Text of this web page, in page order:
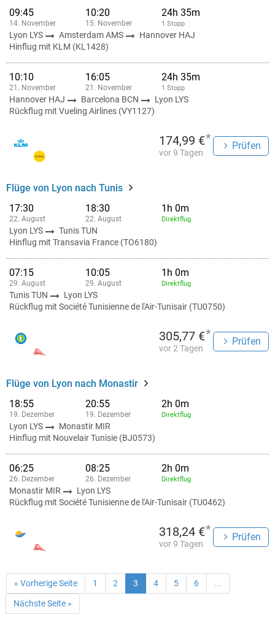
09:45
14. November
10:20
15. November
24h 35m
1 Stopp
Lyon LYS Amsterdam AMS
Hannover HAJ
Hinflug mit KLM (KL1428)
10:10
21. November
16:05
21. November
24h 35m
1 Stopp
Hannover HAJ Barcelona BCN
Lyon LYS
Rückflug mit Vueling Airlines (VY1127)
174,99 €*
vor 9 Tagen
Prüfen
Flüge von Lyon nach Tunis
17:30
22. August
18:30
22. August
1h 0m
Direktflug
Lyon LYS
Tunis TUN
Hinflug mit Transavia France (TO6180)
07:15
29. August
10:05
29. August
1h 0m
Direktflug
Tunis TUN
Lyon LYS
Rückflug mit Société Tunisienne de l'Air-Tunisair (TU0750)
305,77 €*
vor 2 Tagen
Prüfen
Flüge von Lyon nach Monastir
18:55
19. Dezember
20:55
19. Dezember
2h 0m
Direktflug
Lyon LYS
Monastir MIR
Hinflug mit Nouvelair Tunisie (BJ0573)
06:25
26. Dezember
08:25
26. Dezember
2h 0m
Direktflug
Monastir MIR
Lyon LYS
Rückflug mit Société Tunisienne de l'Air-Tunisair (TU0462)
318,24 €*
vor 9 Tagen
Prüfen
« Vorherige Seite 1 2 3 4 5 6 ...
Nächste Seite »